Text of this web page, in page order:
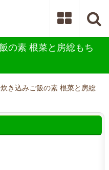
の素 根菜と房総もち
き込みご飯の素 根菜と房総